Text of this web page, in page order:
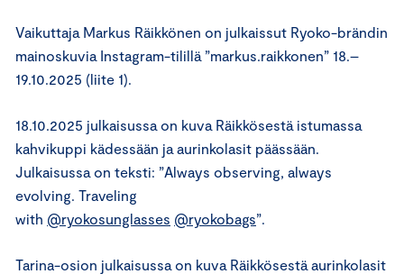
Vaikuttaja Markus Räikkönen on julkaissut Ryoko-brändin
mainoskuvia Instagram-tilillä ”markus.raikkonen” 18.–
19.10.2025 (liite 1).
18.10.2025 julkaisussa on kuva Räikkösestä istumassa
kahvikuppi kädessään ja aurinkolasit päässään.
Julkaisussa on teksti: ”Always observing, always
evolving. Traveling
with @ryokosunglasses @ryokobags”.
Tarina-osion julkaisussa on kuva Räikkösestä aurinkolasit